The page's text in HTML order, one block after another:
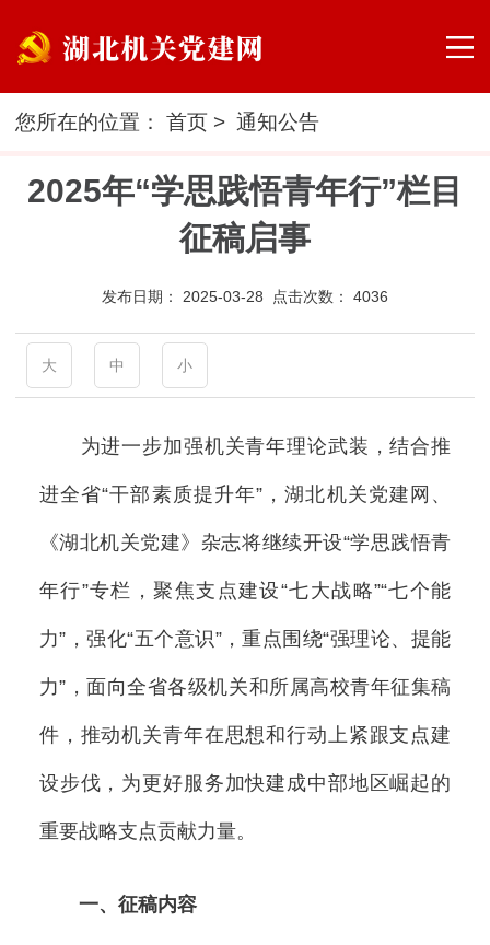
您所在的位置：首页 >通知公告
2025年“学思践悟青年行”栏目
征稿启事
发布日期： 2025-03-28 点击次数： 4036
大 中 小
为进一步加强机关青年理论武装，结合推
进全省“干部素质提升年”，湖北机关党建网、
《湖北机关党建》杂志将继续开设“学思践悟青
年行”专栏，聚焦支点建设“七大战略”“七个能
力”，强化“五个意识”，重点围绕“强理论、提能
力”，面向全省各级机关和所属高校青年征集稿
件，推动机关青年在思想和行动上紧跟支点建
设步伐，为更好服务加快建成中部地区崛起的
重要战略支点贡献力量。
一、征稿内容